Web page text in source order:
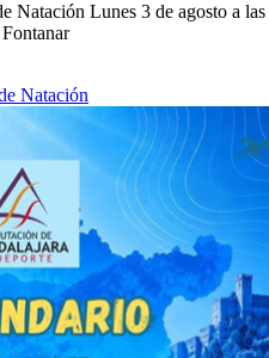
Natación Lunes 3 de agosto a las
Natación